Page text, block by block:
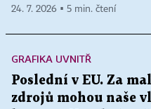
24. 7. 2026 ▪ 5 min. čtení
GRAFIKA UVNITŘ
Poslední v EU. Za
zdrojů mohou naše